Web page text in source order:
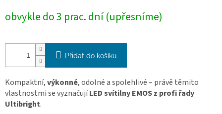
cena:
obvykle do 3 prac. dní (upřesníme)
Přidat do košíku
Kompaktní,výkonné, odolné a spolehlivé – právě těmito
vlastnostmi se vyznačujíLED svítilny EMOS z profi řady
Ultibright.